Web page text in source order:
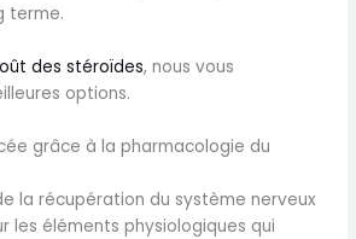
terme.
des stéroïdes, nous vous
options.
grâce à la pharmacologie du
la récupération du système nerveux
les éléments physiologiques qui